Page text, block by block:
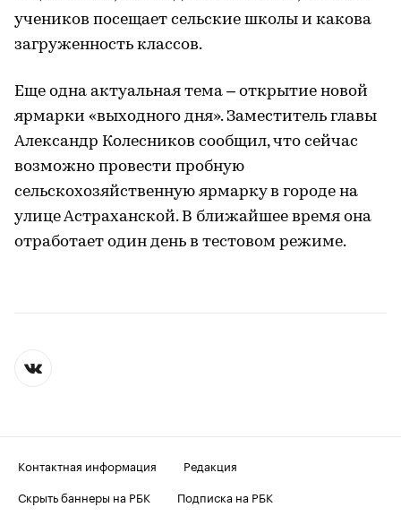
учеников посещает сельские школы и какова
загруженность классов.
Еще одна актуальная тема – открытие новой
ярмарки «выходного дня». Заместитель главы
Александр Колесников сообщил, что сейчас
возможно провести пробную
сельскохозяйственную ярмарку в городе на
улице Астраханской. В ближайшее время она
отработает один день в тестовом режиме.
Контактная информация
Редакция
Скрыть баннеры на РБК
Подписка на РБК